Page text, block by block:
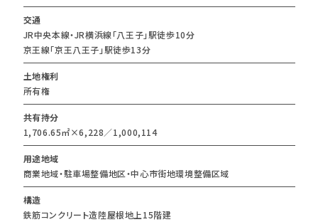
交通
JR中央本線・JR横浜線「八王子」駅徒歩10分
京王線「京王八王子」駅徒歩13分
土地権利
所有権
共有持分
1,706.65㎡×6,228／1,000,114
用途地域
商業地域・駐車場整備地区・中心市街地環境整備区域
構造
鉄筋コンクリート造陸屋根地上15階建